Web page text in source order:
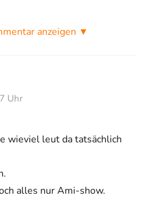
anzeigen ▼
Uhr
wieviel leut da tatsächlich
alles nur Ami-show.